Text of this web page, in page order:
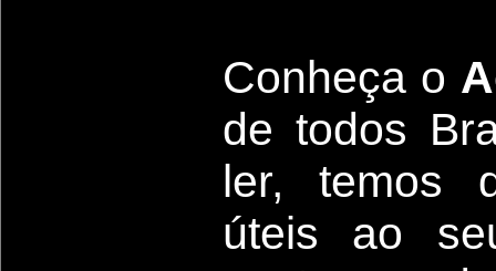
Conheça o A
de todos
ler, temos
úteis ao